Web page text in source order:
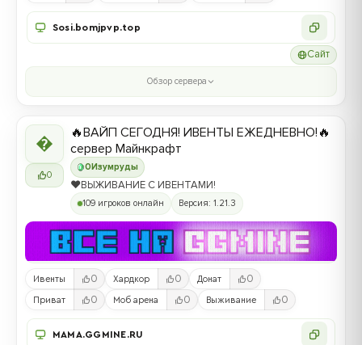
Sosi.bomjpvp.top
Сайт
Обзор сервера

0
0 Изумруды
🔥ВАЙП СЕГОДНЯ! ИВЕНТЫ ЕЖЕДНЕВНО!🔥
сервер Майнкрафт
❤️ВЫЖИВАНИЕ С ИВЕНТАМИ!
109 игроков онлайн Версия: 1.21.3
Ивенты 0 Хардкор 0 Донат 0
Приват 0 Моб арена 0 Выживание 0
MAMA.GGMINE.RU